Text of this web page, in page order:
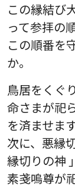
この縁結び
って参拝の
この順番を
か。
鳥居をくぐ
命さまが祀
を済ませます
次に、悪縁
縁切りの神
素戔嗚尊が